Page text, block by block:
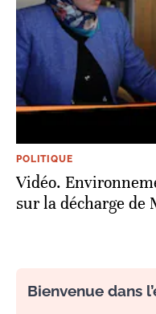
POLITIQUE
Vidéo.
sur la décharge de
Bienvenue dans